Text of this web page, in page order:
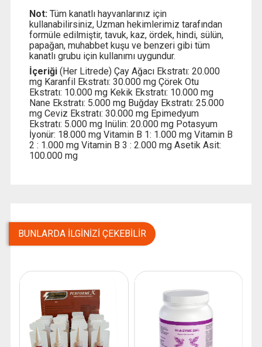
Not:Tüm kanatlı hayvanlarınız için
kullanabilirsiniz, Uzman hekimlerimiz tarafından
formüle edilmiştir, tavuk, kaz, ördek, hindi, sülün,
papağan, muhabbet kuşu ve benzeri gibi tüm
kanatlı grubu için kullanımı uygundur.
İçeriği(Her Litrede) Çay Ağacı Ekstratı: 20.000
mg Karanfil Ekstratı: 30.000 mg Çörek Otu
Ekstratı: 10.000 mg Kekik Ekstratı: 10.000 mg
Nane Ekstratı: 5.000 mg Buğday Ekstratı: 25.000
mg Ceviz Ekstratı: 30.000 mg Epimedyum
Ekstratı: 5.000 mg Inülin: 20.000 mg Potasyum
İyonür: 18.000 mg Vitamin B 1: 1.000 mg Vitamin B
2 : 1.000 mg Vitamin B 3 : 2.000 mg Asetik Asit:
100.000 mg
BUNLARDA İLGINIZI ÇEKEBILIR